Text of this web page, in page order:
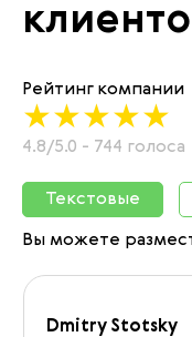
Рейтинг компании
4.8/5.0 - 744 голоса
Текстовые
Вы можете
Dmitry Stotsky